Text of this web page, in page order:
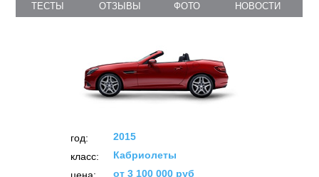
ТЕСТЫ ОТЗЫВЫ ФОТО НОВОСТИ
год:
2015
класс:
Кабриолеты
от 3 100 000 руб